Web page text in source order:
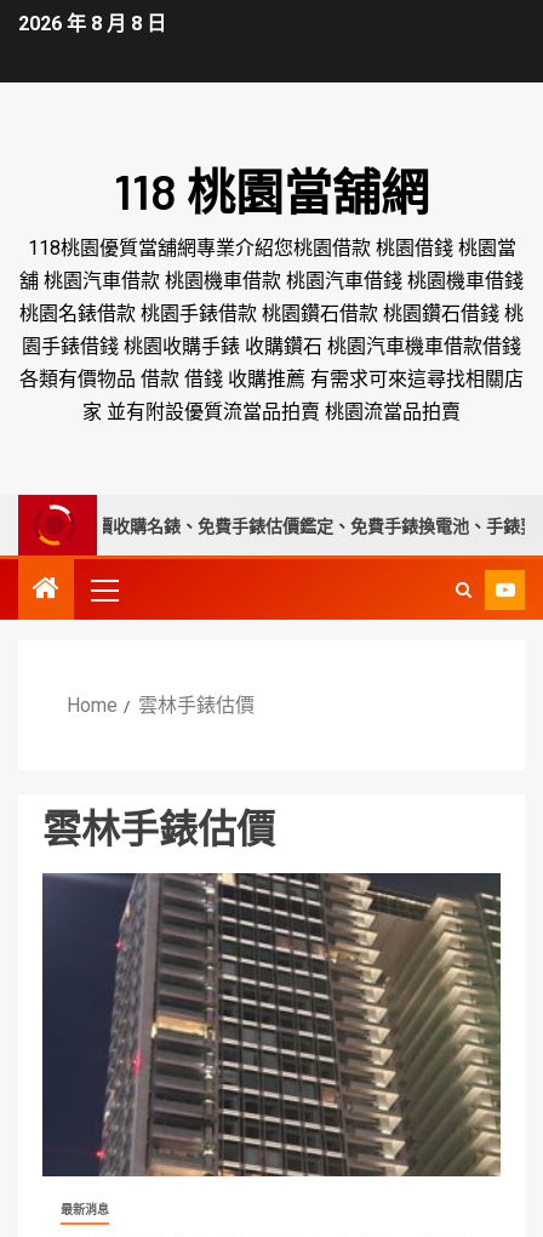
2026 年 8 月 8 日
118 桃園當舖網
118桃園優質當舖網專業介紹您桃園借款 桃園借錢 桃園當
舖 桃園汽車借款 桃園機車借款 桃園汽車借錢 桃園機車借錢
桃園名錶借款 桃園手錶借款 桃園鑽石借款 桃園鑽石借錢 桃
園手錶借錢 桃園收購手錶 收購鑽石 桃園汽車機車借款借錢
各類有價物品 借款 借錢 收購推薦 有需求可來這尋找相關店
家 並有附設優質流當品拍賣 桃園流當品拍賣
｜高價收購名錶、免費手錶估價鑑定、免費手錶換電池、手錶要賣請
Home 雲林手錶估價
雲林手錶估價
最新消息